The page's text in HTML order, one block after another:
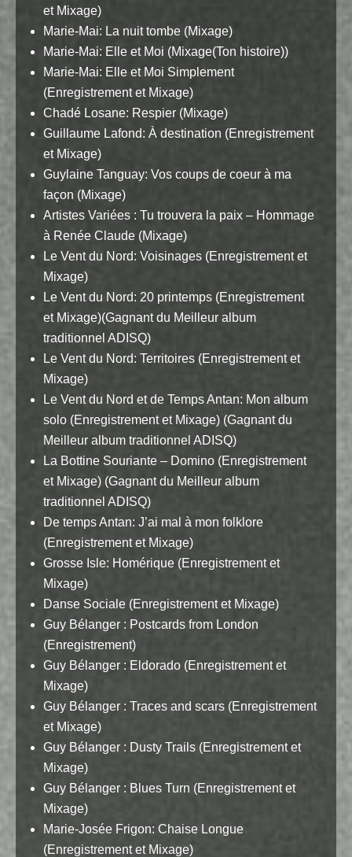
et Mixage)
Marie-Mai: La nuit tombe (Mixage)
Marie-Mai: Elle et Moi (Mixage(Ton histoire))
Marie-Mai: Elle et Moi Simplement
(Enregistrement et Mixage)
Chadé Losane: Respier (Mixage)
Guillaume Lafond: À destination (Enregistrement
et Mixage)
Guylaine Tanguay: Vos coups de coeur à ma
façon (Mixage)
Artistes Variées : Tu trouvera la paix – Hommage
à Renée Claude (Mixage)
Le Vent du Nord: Voisinages (Enregistrement et
Mixage)
Le Vent du Nord: 20 printemps (Enregistrement
et Mixage)(Gagnant du Meilleur album
traditionnel ADISQ)
Le Vent du Nord: Territoires (Enregistrement et
Mixage)
Le Vent du Nord et de Temps Antan: Mon album
solo (Enregistrement et Mixage) (Gagnant du
Meilleur album traditionnel ADISQ)
La Bottine Souriante – Domino (Enregistrement
et Mixage) (Gagnant du Meilleur album
traditionnel ADISQ)
De temps Antan: J’ai mal à mon folklore
(Enregistrement et Mixage)
Grosse Isle: Homérique (Enregistrement et
Mixage)
Danse Sociale (Enregistrement et Mixage)
Guy Bélanger : Postcards from London
(Enregistrement)
Guy Bélanger : Eldorado (Enregistrement et
Mixage)
Guy Bélanger : Traces and scars (Enregistrement
et Mixage)
Guy Bélanger : Dusty Trails (Enregistrement et
Mixage)
Guy Bélanger : Blues Turn (Enregistrement et
Mixage)
Marie-Josée Frigon: Chaise Longue
(Enregistrement et Mixage)